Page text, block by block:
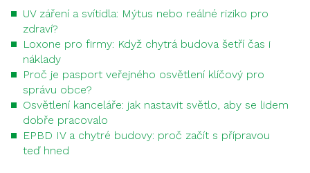
UV záření a svítidla: Mýtus nebo reálné riziko pro
zdraví?
Loxone pro firmy: Když chytrá budova šetří čas i
náklady
Proč je pasport veřejného osvětlení klíčový pro
správu obce?
Osvětlení kanceláře: jak nastavit světlo, aby se lidem
dobře pracovalo
EPBD IV a chytré budovy: proč začít s přípravou
teď hned